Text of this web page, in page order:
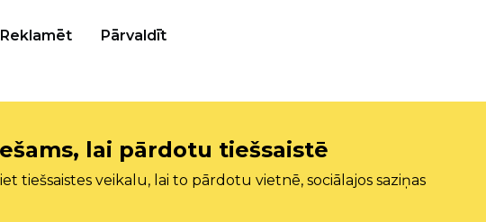
Reklamēt Pārvaldīt
lai pārdotu tiešsaistē
tiešsaistes veikalu, lai to pārdotu vietnē, sociālajos saziņas